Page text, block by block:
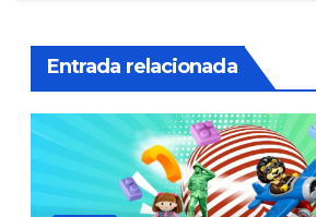
Entrada relacionada